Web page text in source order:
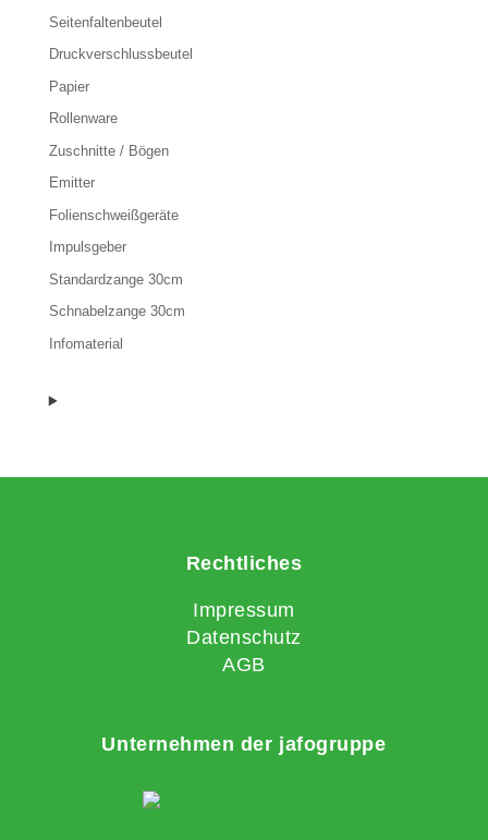
Seitenfaltenbeutel
Druckverschlussbeutel
Papier
Rollenware
Zuschnitte / Bögen
Emitter
Folienschweißgeräte
Impulsgeber
Standardzange 30cm
Schnabelzange 30cm
Infomaterial
Rechtliches
Impressum
Datenschutz
AGB
Unternehmen der jafogruppe